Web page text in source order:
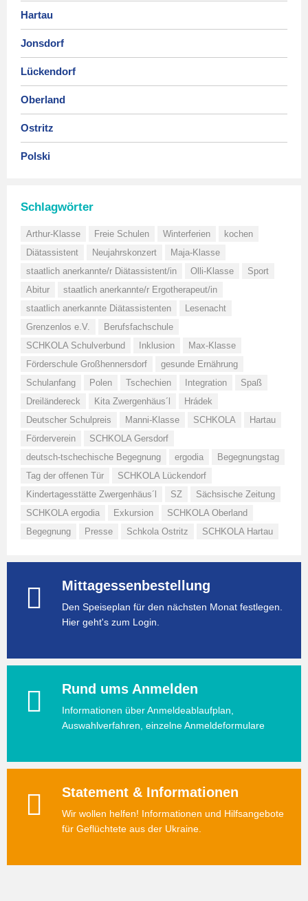
Hartau
Jonsdorf
Lückendorf
Oberland
Ostritz
Polski
Schlagwörter
Arthur-Klasse Freie Schulen Winterferien
kochen
Diätassistent
Neujahrskonzert
Maja-Klasse
staatlich anerkannte/r Diätassistent/in
Olli-Klasse
Sport
Abitur
staatlich anerkannte/r Ergotherapeut/in
staatlich anerkannte Diätassistenten
Lesenacht
Grenzenlos e.V.
Berufsfachschule
SCHKOLA Schulverbund
Inklusion
Max-Klasse
Förderschule Großhennersdorf
gesunde Ernährung
Schulanfang
Polen Tschechien Integration
Spaß
Dreiländereck
Kita Zwergenhäus´l
Hrádek
Deutscher Schulpreis
Manni-Klasse SCHKOLA
Hartau
Förderverein
SCHKOLA Gersdorf
deutsch-tschechische Begegnung
ergodia
Begegnungstag
Tag der offenen Tür
SCHKOLA Lückendorf
Kindertagesstätte Zwergenhäus´l
SZ
Sächsische Zeitung
SCHKOLA ergodia
Exkursion
SCHKOLA Oberland
Begegnung
Presse Schkola Ostritz SCHKOLA Hartau
Mittagessenbestellung
Den Speiseplan für den nächsten Monat festlegen.
Hier geht's zum Login.
Rund ums Anmelden
Informationen über Anmeldeablaufplan,
Auswahlverfahren, einzelne Anmeldeformulare
Statement & Informationen
Wir wollen helfen! Informationen und Hilfsangebote
für Geflüchtete aus der Ukraine.